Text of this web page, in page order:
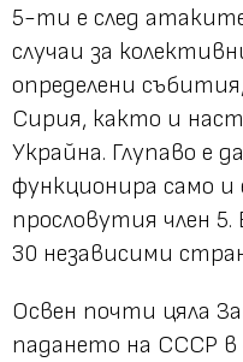
5-ти е след
случаи за
определени
Сирия, както и
Украйна. Глупаво е
функционира само и
прословутия член
30 независими
Освен почти цяла
падането на СССР